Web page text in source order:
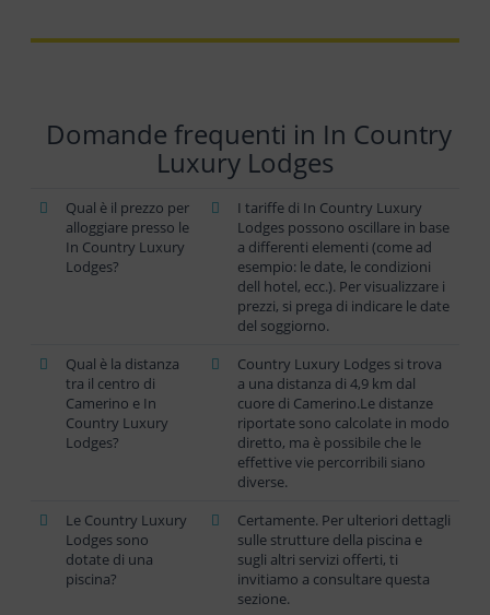
Domande frequenti in In Country
Luxury Lodges
Qual è il prezzo per
alloggiare presso le
In Country Luxury
Lodges?
I tariffe di In Country Luxury
Lodges possono oscillare in base
a differenti elementi (come ad
esempio: le date, le condizioni
dell hotel, ecc.). Per visualizzare i
prezzi, si prega di indicare le date
del soggiorno.
Qual è la distanza
tra il centro di
Camerino e In
Country Luxury
Lodges?
Country Luxury Lodges si trova
a una distanza di 4,9 km dal
cuore di Camerino.Le distanze
riportate sono calcolate in modo
diretto, ma è possibile che le
effettive vie percorribili siano
diverse.
Le Country Luxury
Lodges sono
dotate di una
piscina?
Certamente. Per ulteriori dettagli
sulle strutture della piscina e
sugli altri servizi offerti, ti
invitiamo a consultare questa
sezione.